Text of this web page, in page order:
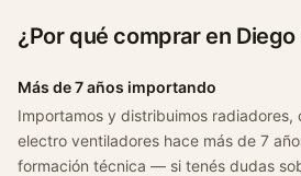
¿Por qué comprar en
Más de 7 años importando
Importamos y distribuimos radiadores,
electro ventiladores hace más de 7
formación técnica — si tenés dudas